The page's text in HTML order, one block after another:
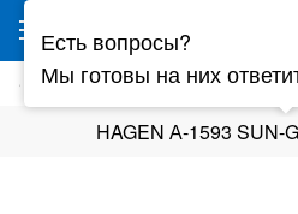
Люминесцентное
HAGEN А-1593 SUN-
Есть вопросы?
Мы готовы на них
Ваш город - Минск,
угадали?
ДА НЕТ